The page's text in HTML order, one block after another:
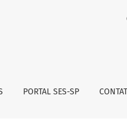
PORTAL SES-SP